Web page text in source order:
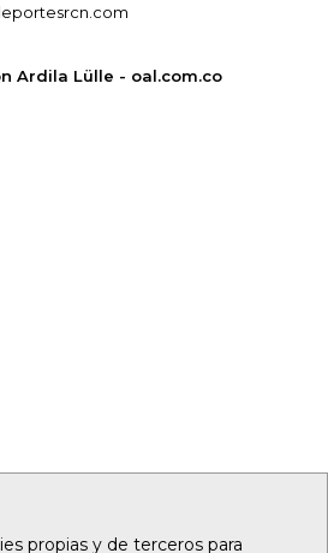
propias y de terceros para
Ardila Lülle - oal.com.co